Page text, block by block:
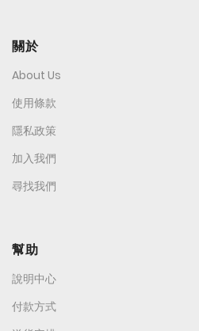
關於
About Us
使用條款
隱私政策
加入我們
尋找我們
幫助
說明中心
付款方式